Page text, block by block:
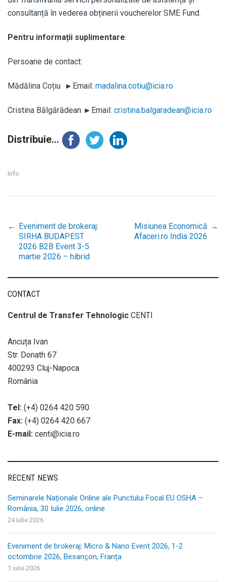
consultanță în vederea obținerii voucherelor SME Fund.
Pentru informații suplimentare:
Persoane de contact:
Mădălina Coțiu ►Email: madalina.cotiu@icia.ro
Cristina Bălgărădean ►Email: cristina.balgaradean@icia.ro
Distribuie...
Info
Post
navigation
← Eveniment de brokeraj:
SIRHA BUDAPEST
2026 B2B Event 3-5
martie 2026 – hibrid
Misiunea Economică
Afaceri.ro India 2026
→
CONTACT
Centrul de Transfer Tehnologic CENTI
Ancuța Ivan
Str. Donath 67
400293 Cluj-Napoca
România
Tel: (+4) 0264 420 590
Fax: (+4) 0264 420 667
E-mail: centi@icia.ro
RECENT NEWS
Seminarele Naționale Online ale Punctului Focal EU OSHA –
România, 30 Iulie 2026, online
24 iulie 2026
Eveniment de brokeraj: Micro & Nano Event 2026, 1-2
octombrie 2026, Besançon, Franța
1 iulie 2026